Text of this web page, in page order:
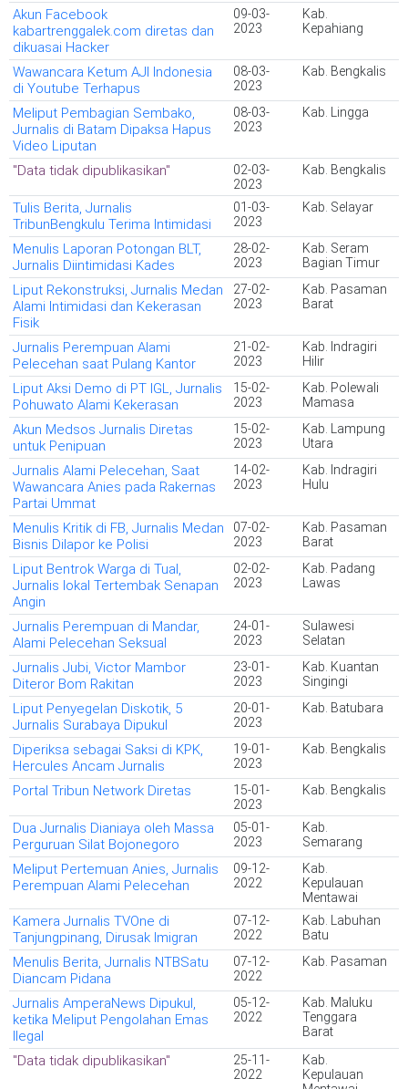
Akun Facebook
kabartrenggalek.com diretas dan
dikuasai Hacker
09-03-
2023
Kab.
Kepahiang
Wawancara Ketum AJI Indonesia
di Youtube Terhapus
08-03-
2023
Kab. Bengkalis
Meliput Pembagian Sembako,
Jurnalis di Batam Dipaksa Hapus
Video Liputan
08-03-
2023
Kab. Lingga
"Data tidak dipublikasikan"
02-03-
2023
Kab. Bengkalis
Tulis Berita, Jurnalis
TribunBengkulu Terima Intimidasi
01-03-
2023
Kab. Selayar
Menulis Laporan Potongan BLT,
Jurnalis Diintimidasi Kades
28-02-
2023
Kab. Seram
Bagian Timur
Liput Rekonstruksi, Jurnalis Medan
Alami Intimidasi dan Kekerasan
Fisik
27-02-
2023
Kab. Pasaman
Barat
Jurnalis Perempuan Alami
Pelecehan saat Pulang Kantor
21-02-
2023
Kab. Indragiri
Hilir
Liput Aksi Demo di PT IGL, Jurnalis
Pohuwato Alami Kekerasan
15-02-
2023
Kab. Polewali
Mamasa
Akun Medsos Jurnalis Diretas
untuk Penipuan
15-02-
2023
Kab. Lampung
Utara
Jurnalis Alami Pelecehan, Saat
Wawancara Anies pada Rakernas
Partai Ummat
14-02-
2023
Kab. Indragiri
Hulu
Menulis Kritik di FB, Jurnalis Medan
Bisnis Dilapor ke Polisi
07-02-
2023
Kab. Pasaman
Barat
Liput Bentrok Warga di Tual,
Jurnalis lokal Tertembak Senapan
Angin
02-02-
2023
Kab. Padang
Lawas
Jurnalis Perempuan di Mandar,
Alami Pelecehan Seksual
24-01-
2023
Sulawesi
Selatan
Jurnalis Jubi, Victor Mambor
Diteror Bom Rakitan
23-01-
2023
Kab. Kuantan
Singingi
Liput Penyegelan Diskotik, 5
Jurnalis Surabaya Dipukul
20-01-
2023
Kab. Batubara
Diperiksa sebagai Saksi di KPK,
Hercules Ancam Jurnalis
19-01-
2023
Kab. Bengkalis
Portal Tribun Network Diretas
15-01-
2023
Kab. Bengkalis
Dua Jurnalis Dianiaya oleh Massa
Perguruan Silat Bojonegoro
05-01-
2023
Kab.
Semarang
Meliput Pertemuan Anies, Jurnalis
Perempuan Alami Pelecehan
09-12-
2022
Kab.
Kepulauan
Mentawai
Kamera Jurnalis TVOne di
Tanjungpinang, Dirusak Imigran
07-12-
2022
Kab. Labuhan
Batu
Menulis Berita, Jurnalis NTBSatu
Diancam Pidana
07-12-
2022
Kab. Pasaman
Jurnalis AmperaNews Dipukul,
ketika Meliput Pengolahan Emas
Ilegal
05-12-
2022
Kab. Maluku
Tenggara
Barat
"Data tidak dipublikasikan"
25-11-
2022
Kab.
Kepulauan